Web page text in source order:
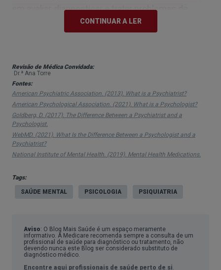
em avaliar, diagnosticar e tratar problemas de
para ajudar os pacientes a lidar com questões
emocionais, comportamentais e cognitivas.
A terapia psicológica, ou psicoterapia, é uma
ferramenta central na prática dos psicólogos, e
pode ocorrer de forma individual, em grupo ou
familiar.
aconselhamento e orientação, sem prescreverem
medicamentos.
CONTINUAR A LER
Revisão de Médica Convidada:
Dr.ª Ana Torre
Fontes:
American Psychiatric Association. (2013). What is a Psychiatrist?
American Psychological Association. (2021). What is a Psychologist?
Goldberg, D. (2017). The Difference Between a Psychiatrist and a
Psychologist.
WebMD. (2021). What Is the Difference Between a Psychologist and a
Psychiatrist?
National Institute of Mental Health. (2019). Mental Health Medications.
Tags:
SAÚDE MENTAL PSICOLOGIA PSIQUIATRIA
Aviso: O Blog Mais Saúde é um espaço meramente
informativo. A Medicare recomenda sempre a consulta de um
profissional de saúde para diagnóstico ou tratamento, não
devendo nunca este Blog ser considerado substituto de
diagnóstico médico.
Encontre aqui profissionais de saúde perto de si